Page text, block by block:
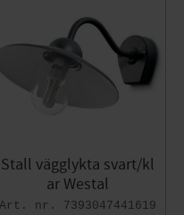
Stall vägglykta svart/kl
ar Westal
7393047441619